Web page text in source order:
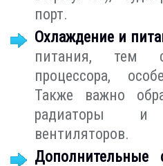
порт.
Охлаждение и
питания, тем
процессора,
Также важно
радиаторы
вентиляторов.
Дополнительные